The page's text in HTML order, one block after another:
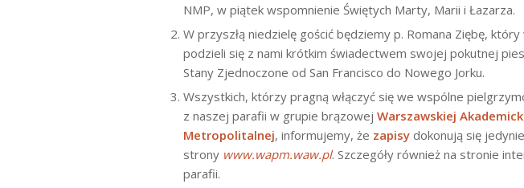
NMP, w piątek wspomnienie Świętych Marty, Marii i Łazarza.
W przyszłą niedzielę gościć będziemy p. Romana Ziębę,
podzieli się z nami krótkim świadectwem swojej pokutnej
Stany Zjednoczone od San Francisco do Nowego Jorku.
Wszystkich, którzy pragną włączyć się we wspólne
z naszej parafii w grupie brązowej Warszawskiej
Metropolitalnej, informujemy, że zapisy dokonują się
strony www.wapm.waw.pl. Szczegóły również na stronie
parafii.